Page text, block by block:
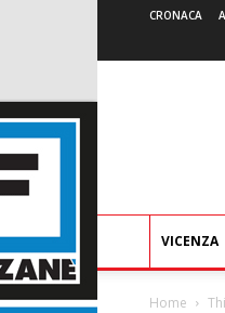
CRONACA
VICENZA
Home